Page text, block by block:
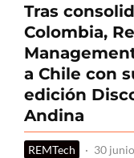
Tras
Colombia,
a Chile con
edición
Andina
REMTech · 30